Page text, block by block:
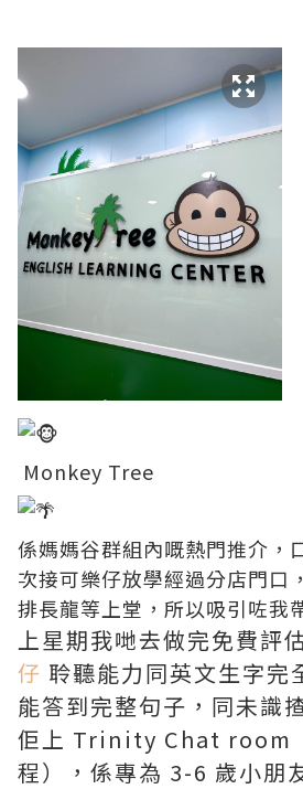
Monkey Tree
係媽媽谷群組內嘅熱門推介，
次接可樂仔放學經過分店門口
排長龍等上堂，所以吸引咗我
上星期我哋去做完免費評
仔 聆聽能力同英文生字完
能答到完整句子，同未識
佢上 Trinity Chat room
程），係專為 3-6 歲小朋